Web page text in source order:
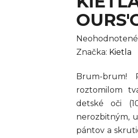
Priemerné
hodnotenie
je
0,0
z
5
hviezdičiek.
Neohodnotené
Značka: Kietla
Brum-brum!
roztomilom
detské oči
nerozbitným,
pántov a